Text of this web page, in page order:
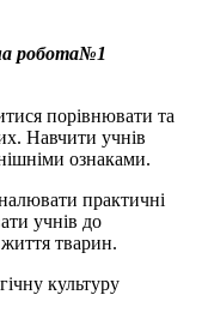
робота№1
порівнювати та
Навчити учнів
ознаками.
практичні
учнів до
тварин.
культуру